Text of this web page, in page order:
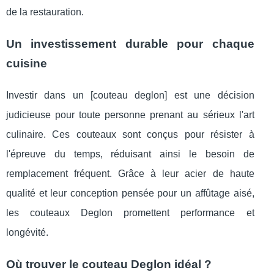
de la restauration.
Un investissement durable pour chaque
cuisine
Investir dans un [couteau deglon] est une décision
judicieuse pour toute personne prenant au sérieux l'art
culinaire. Ces couteaux sont conçus pour résister à
l'épreuve du temps, réduisant ainsi le besoin de
remplacement fréquent. Grâce à leur acier de haute
qualité et leur conception pensée pour un affûtage aisé,
les couteaux Deglon promettent performance et
longévité.
Où trouver le couteau Deglon idéal ?